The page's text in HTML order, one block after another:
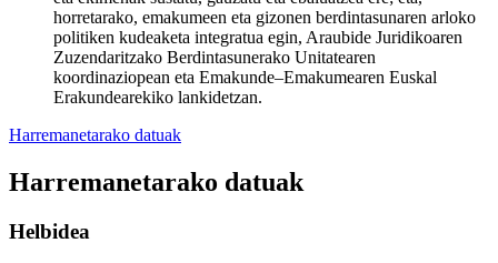
horretarako, emakumeen eta gizonen berdintasunaren arloko
politiken kudeaketa integratua egin, Araubide Juridikoaren
Zuzendaritzako Berdintasunerako Unitatearen
koordinaziopean eta Emakunde–Emakumearen Euskal
Erakundearekiko lankidetzan.
Harremanetarako datuak
Harremanetarako datuak
Helbidea